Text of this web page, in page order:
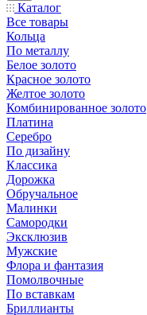
Каталог
Все товары
Кольца
По металлу
Белое золото
Красное золото
Желтое золото
Комбинированное золото
Платина
Серебро
По дизайну
Классика
Дорожка
Обручальное
Малинки
Самородки
Эксклюзив
Мужские
Флора и фантазия
Помолвочные
По вставкам
Бриллианты